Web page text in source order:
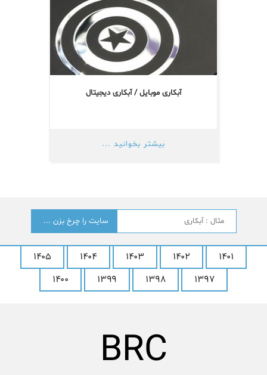
آبکاری موبایل / آبکاری دیجیتال
بیشتر بخوانید ...
جستجو
۱۴۰۵ ۱۴۰۴ ۱۴۰۳ ۱۴۰۲
۱۴۰۱
۱۴۰۰
۱۳۹۹ ۱۳۹۸ ۱۳۹۷
LG